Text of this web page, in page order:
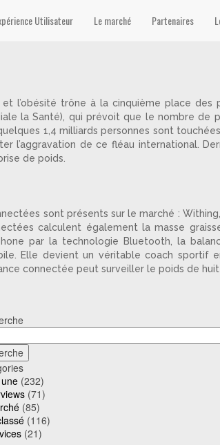
Utilisateur Le marché Partenaires
l’obésité trône à la cinquième place
la Santé), qui prévoit que le nombre
1,4 milliards personnes sont
l’aggravation de ce fléau international.
de poids.
sont présents sur le marché :
calculent également la masse
par la technologie Bluetooth, la
Elle devient un véritable coach sportif
connectée peut surveiller le poids de
(232)
(71)
(85)
(116)
(21)